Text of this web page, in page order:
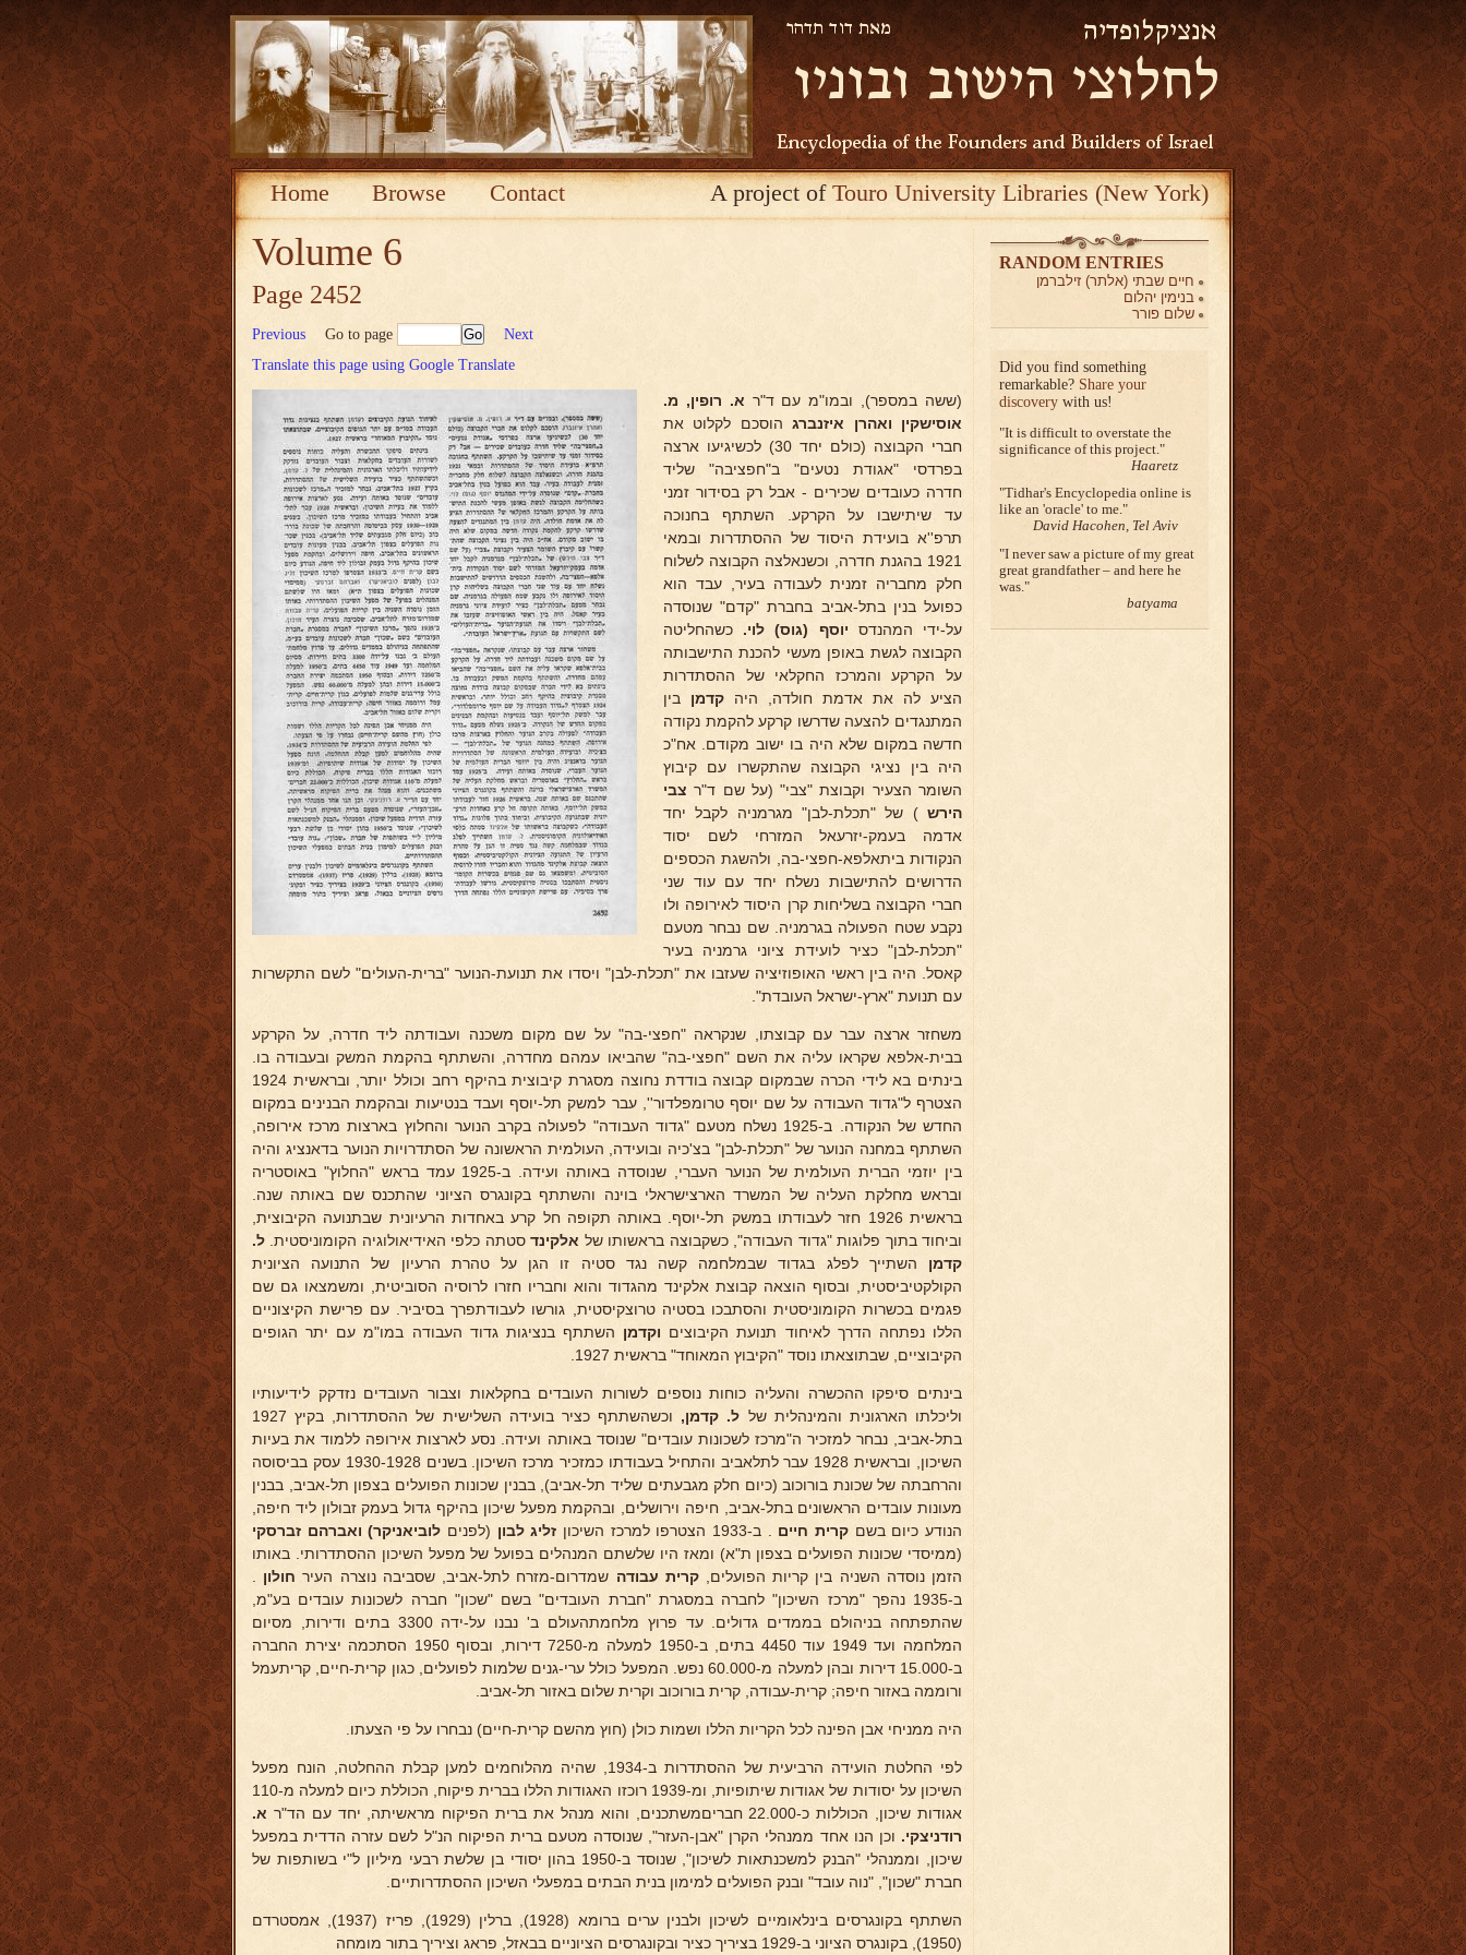
Home Browse Contact A project ofTouro University Libraries (New York)
Volume 6
Page 2452
Previous Go to page
Next
Translate this page using Google Translate
(ששה במספר), ובמו"מ עם ד"ר א. רופין, מ.
אוסישקין
ואהרן איזנברגהוסכם לקלוט את
חברי הקבוצה (כולם יחד 30) לכשיגיעו ארצה
בפרדסי "אגודת נטעים" ב"חפציבה" שליד
חדרה כעובדים שכירים - אבל רק בסידור זמני
עד שיתישבו על הקרקע. השתתף בחנוכה
תרפ''א בועידת היסוד של ההסתדרות ובמאי
1921 בהגנת חדרה, וכשנאלצה הקבוצה לשלוח
חלק מחבריה זמנית לעבודה בעיר, עבד הוא
כפועל בנין בתל-אביב בחברת "קדם" שנוסדה
על-ידי המהנדס יוסף (גוס) לוי. כשהחליטה
הקבוצה לגשת באופן מעשי להכנת התישבותה
על הקרקע והמרכז החקלאי של ההסתדרות
הציע לה את אדמת חולדה, היה קדמן בין
המתנגדים להצעה שדרשו קרקע להקמת נקודה
חדשה במקום שלא היה בו ישוב מקודם. אח"כ
היה בין נציגי הקבוצה שהתקשרו עם קיבוץ
השומר הצעיר וקבוצת "צבי" (על שם ד"ר צבי
הירש ) של "תכלת-לבן" מגרמניה לקבל יחד
אדמה בעמק-יזרעאל המזרחי לשם יסוד
הנקודות ביתאלפא-חפצי-בה, ולהשגת הכספים
הדרושים להתישבות נשלח יחד עם עוד שני
חברי הקבוצה בשליחות קרן היסוד לאירופה ולו
נקבע שטח הפעולה בגרמניה. שם נבחר מטעם
"תכלת-לבן" כציר לועידת ציוני גרמניה בעיר
קאסל. היה בין ראשי האופוזיציה שעזבו את "תכלת-לבן" ויסדו את תנועת-הנוער "ברית-העולים" לשם התקשרות
עם תנועת "ארץ-ישראל העובדת".
משחזר ארצה עבר עם קבוצתו, שנקראה "חפצי-בה" על שם מקום משכנה ועבודתה ליד חדרה, על הקרקע
בבית-אלפא שקראו עליה את השם "חפצי-בה" שהביאו עמהם מחדרה, והשתתף בהקמת המשק ובעבודה בו.
בינתים בא לידי הכרה שבמקום קבוצה בודדת נחוצה מסגרת קיבוצית בהיקף רחב וכולל יותר, ובראשית 1924
הצטרף ל"גדוד העבודה על שם יוסף טרומפלדור'', עבר למשק תל-יוסף ועבד בנטיעות ובהקמת הבנינים במקום
החדש של הנקודה. ב-1925 נשלח מטעם "גדוד העבודה" לפעולה בקרב הנוער והחלוץ בארצות מרכז אירופה,
השתתף במחנה הנוער של "תכלת-לבן" בצ'כיה ובועידה, העולמית הראשונה של הסתדרויות הנוער בדאנציג והיה
בין יוזמי הברית העולמית של הנוער העברי, שנוסדה באותה ועידה. ב-1925 עמד בראש "החלוץ" באוסטריה
ובראש מחלקת העליה של המשרד הארצישראלי בוינה והשתתף בקונגרס הציוני שהתכנס שם באותה שנה.
בראשית 1926 חזר לעבודתו במשק תל-יוסף. באותה תקופה חל קרע באחדות הרעיונית שבתנועה הקיבוצית,
וביחוד בתוך פלוגות "גדוד העבודה", כשקבוצה בראשותו של אלקינדסטתה כלפי האידיאולוגיה הקומוניסטית. ל.
קדמן השתייך לפלג בגדוד שבמלחמה קשה נגד סטיה זו הגן על טהרת הרעיון של התנועה הציונית
הקולקטיביסטית, ובסוף הוצאה קבוצת אלקינד מהגדוד והוא וחבריו חזרו לרוסיה הסוביטית, ומשמצאו גם שם
פגמים בכשרות הקומוניסטית והסתבכו בסטיה טרוצקיסטית, גורשו לעבודתפרך בסיביר. עם פרישת הקיצוניים
הללו נפתחה הדרך לאיחוד תנועת הקיבוצים וקדמן השתתף בנציגות גדוד העבודה במו"מ עם יתר הגופים
הקיבוציים, שבתוצאתו נוסד "הקיבוץ המאוחד" בראשית 1927.
בינתים סיפקו ההכשרה והעליה כוחות נוספים לשורות העובדים בחקלאות וצבור העובדים נזדקק לידיעותיו
וליכלתו הארגונית והמינהלית של ל. קדמן,
וכשהשתתף כציר בועידה השלישית של ההסתדרות, בקיץ 1927
בתל-אביב, נבחר למזכיר ה"מרכז לשכונות עובדים" שנוסד באותה ועידה. נסע לארצות אירופה ללמוד את בעיות
השיכון, ובראשית 1928 עבר לתלאביב והתחיל בעבודתו כמזכיר מרכז השיכון. בשנים 1930-1928 עסק בביסוסה
והרחבתה של שכונת בורוכוב (כיום חלק מגבעתים שליד תל-אביב), בבנין שכונות הפועלים בצפון תל-אביב, בבנין
מעונות עובדים הראשונים בתל-אביב, חיפה וירושלים, ובהקמת מפעל שיכון בהיקף גדול בעמק זבולון ליד חיפה,
הנודע כיום בשם קרית חיים . ב-1933 הצטרפו למרכז השיכון זליג לבון (לפנים לוביאניקר) ואברהם זברסקי
(ממיסדי שכונות הפועלים בצפון ת"א) ומאז היו שלשתם המנהלים בפועל של מפעל השיכון ההסתדרותי. באותו
הזמן נוסדה השניה בין קריות הפועלים,
קרית עבודה שמדרום-מזרח לתל-אביב, שסביבה נוצרה העיר חולון
ב-1935 נהפך "מרכז השיכון" לחברה במסגרת "חברת העובדים" בשם "שכון" חברה לשכונות עובדים בע"מ,
שהתפתחה בניהולם בממדים גדולים. עד פרוץ מלחמתהעולם ב' נבנו על-ידה 3300 בתים ודירות, מסיום
המלחמה ועד 1949 עוד 4450 בתים, ב-1950 למעלה מ-7250 דירות, ובסוף 1950 הסתכמה יצירת החברה
ב-15.000 דירות ובהן למעלה מ-60.000 נפש. המפעל כולל ערי-גנים שלמות לפועלים, כגון קרית-חיים, קריתעמל
ורוממה באזור חיפה; קרית-עבודה, קרית בורוכוב וקרית שלום באזור תל-אביב.
היה ממניחי אבן הפינה לכל הקריות הללו ושמות כולן (חוץ מהשם קרית-חיים) נבחרו על פי הצעתו.
לפי החלטת הועידה הרביעית של ההסתדרות ב-1934, שהיה מהלוחמים למען קבלת ההחלטה, הונח מפעל
השיכון על יסודות של אגודות שיתופיות, ומ-1939 רוכזו האגודות הללו בברית פיקוח, הכוללת כיום למעלה מ-110
אגודות שיכון, הכוללות כ-22.000 חבריםמשתכנים, והוא מנהל את ברית הפיקוח מראשיתה, יחד עם הד"ר
א.
רודניצקי. וכן הנו אחד ממנהלי הקרן "אבן-העזר", שנוסדה מטעם ברית הפיקוח הנ"ל לשם עזרה הדדית במפעל
שיכון, וממנהלי "הבנק למשכנתאות לשיכון", שנוסד ב-1950 בהון יסודי בן שלשת רבעי מיליון ל"י בשותפות של
חברת "שכון", "נוה עובד" ובנק הפועלים למימון בנית הבתים במפעלי השיכון ההסתדרותיים.
השתתף בקונגרסים בינלאומיים לשיכון ולבנין ערים ברומא (1928), ברלין (1929), פריז (1937), אמסטרדם
(1950), בקונגרס הציוני ב-1929 בציריך כציר ובקונגרסים הציוניים בבאזל, פראג וציריך בתור מומחה
RANDOM ENTRIES
חיים שבתי (אלתר) זילברמן
בנימין יהלום
שלום פורר
Did you find something
remarkable? Share your
discovery with us!
It is difficult to overstate the
significance of this project.
Haaretz
Tidhar's Encyclopedia online is
like an 'oracle' to me.
David Hacohen, Tel Aviv
I never saw a picture of my great
great grandfather – and here he
was.
batyama